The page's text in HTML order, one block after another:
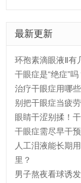
最新更新
环孢素滴眼液Ⅱ有
干眼症是“绝症”
治疗干眼症用哪
别把干眼症当疲
眼睛干涩别揉！
干眼症需尽早干
人工泪液能长期
里？
男子熬夜看球诱